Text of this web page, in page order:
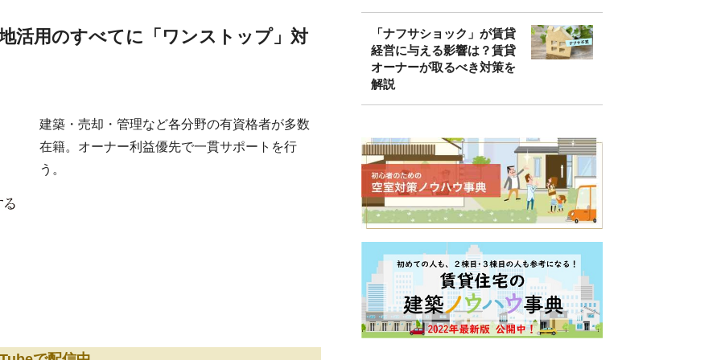
活用のすべてに「ワンストップ」対
建築・売却・管理など各分野の有資格者が多数
在籍。オーナー利益優先で一貫サポートを行
う。
「ナフサショック」が賃貸
経営に与える影響は？賃貸
オーナーが取るべき対策を
解説